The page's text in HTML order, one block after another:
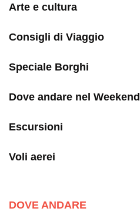
Arte e cultura
Consigli di Viaggio
Speciale Borghi
Dove andare nel Weekend
Escursioni
Voli aerei
DOVE ANDARE